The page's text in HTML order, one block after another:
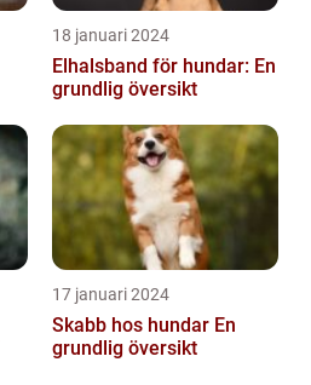
18 januari 2024
Elhalsband för hundar: En
grundlig översikt
17 januari 2024
Skabb hos hundar En
grundlig översikt